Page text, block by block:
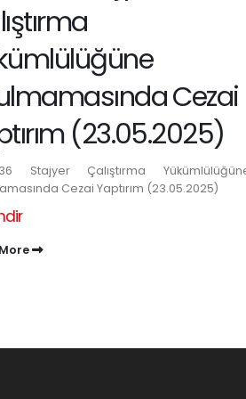
Cezai
(23.05.2025)
Stajyer Çalıştırma
Cezai Yaptırım (23.05.2025)